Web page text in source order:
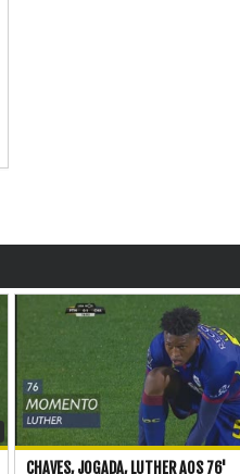
CHAVES, JOGADA, LUTHER AOS 76'